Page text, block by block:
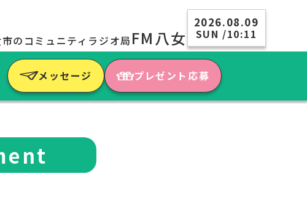
のコミュニティラジオ局 FM八女
2026.08.09
SUN /10:11
メッセージ プレゼント応募